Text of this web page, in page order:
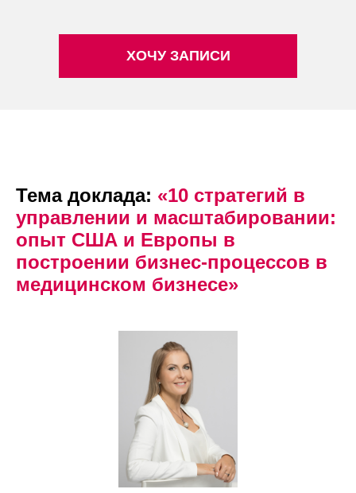
ХОЧУ ЗАПИСИ
Тема доклада: «10 стратегий в
управлении и масштабировании:
опыт США и Европы в
построении бизнес-процессов в
медицинском бизнесе»